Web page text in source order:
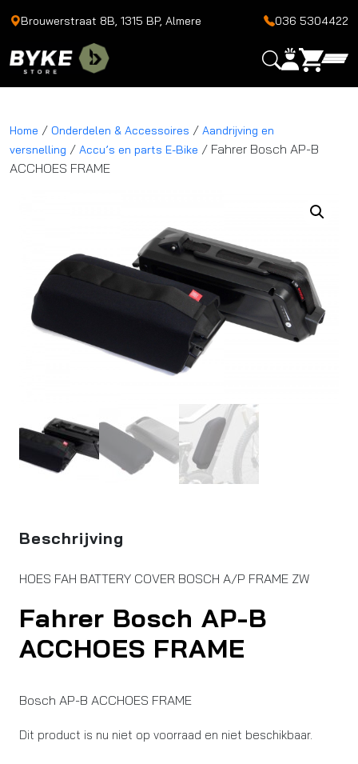
Brouwerstraat 8B, 1315 BP, Almere 036 5304422
Home / Onderdelen & Accessoires / Aandrijving en
versnelling / Accu’s en parts E-Bike / Fahrer Bosch AP-B
ACCHOES FRAME
Beschrijving
HOES FAH BATTERY COVER BOSCH A/P FRAME ZW
Fahrer Bosch AP-B
ACCHOES FRAME
Bosch AP-B ACCHOES FRAME
Dit product is nu niet op voorraad en niet beschikbaar.